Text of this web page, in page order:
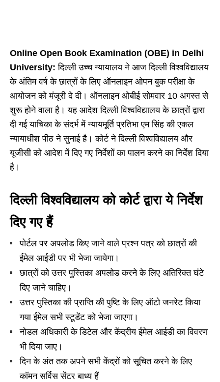
Online Open Book Examination (OBE) in Delhi
University: दिल्ली उच्च न्यायालय ने आज दिल्ली विश्वविद्यालय
के अंतिम वर्ष के छात्रों के लिए ऑनलाइन ओपन बुक परीक्षा के
आयोजन को मंजूरी दे दी। ऑनलाइन ओबीई सोमवार 10 अगस्त से
शुरू होने वाला है। यह आदेश दिल्ली विश्वविद्यालय के छात्रों द्वारा
दी गई याचिका के संदर्भ में न्यायमूर्ति प्रतिभा एम सिंह की एकल
न्यायाधीश पीठ ने सुनाई है। कोर्ट ने दिल्ली विश्वविद्यालय और
यूजीसी को आदेश में दिए गए निर्देशों का पालन करने का निर्देश दिया
है।
दिल्ली विश्वविद्यालय को कोर्ट द्वारा ये निर्देश
दिए गए हैं
पोर्टल पर अपलोड किए जाने वाले प्रश्न पत्र को छात्रों की
ईमेल आईडी पर भी भेजा जायेगा।
छात्रों को उत्तर पुस्तिका अपलोड करने के लिए अतिरिक्त घंटे
दिए जाने चाहिए।
उत्तर पुस्तिका की प्राप्ति की पुष्टि के लिए ऑटो जनरेट किया
गया ईमेल सभी स्टूडेंट को भेजा जाएगा।
नोडल अधिकारी के डिटेल और केंद्रीय ईमेल आईडी का विवरण
भी दिया जाए।
दिन के अंत तक अपने सभी केंद्रों को सूचित करने के लिए
कॉमन सर्विस सेंटर बाध्य हैं